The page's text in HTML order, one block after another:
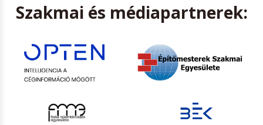
Szakmai és médiapartnerek: